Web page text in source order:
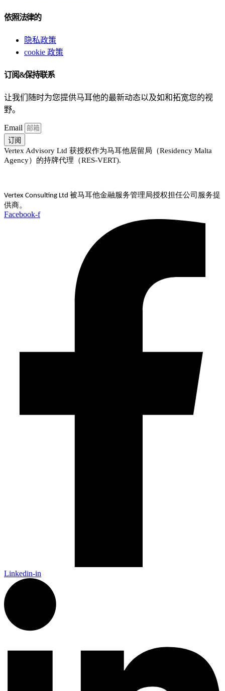
依照法律的
隐私政策
cookie 政策
订阅&保持联系
让我们随时为您提供马耳他的最新动态以及如和拓宽您的视
野。
Email
订阅
Vertex Advisory Ltd 获授权作为马耳他居留局（Residency Malta
Agency）的持牌代理（RES-VERT).
Vertex Consulting Ltd 被马耳他金融服务管理局授权担任公司服务提
供商。
Facebook-f
Linkedin-in